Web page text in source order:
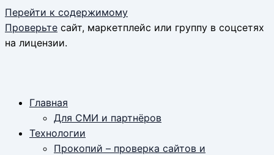
Перейти к содержимому
Проверьте сайт, маркетплейс или группу в соцсетях
на лицензии.
Главная
Для СМИ и партнёров
Технологии
Прокопий – проверка сайтов и